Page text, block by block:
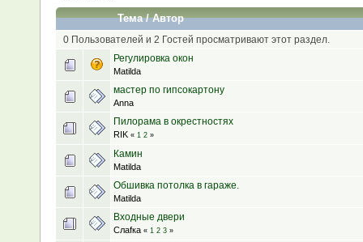
Тема/Автор
0 Пользователей и 2 Гостей просматривают этот раздел.
Регулировка окон
Matilda
мастер по гипсокартону
Anna
Пилорама в окрестностях
RIK « 1 2 »
Камин
Matilda
Обшивка потолка в гараже.
Matilda
Входные двери
Слаfка « 1 2 3 »